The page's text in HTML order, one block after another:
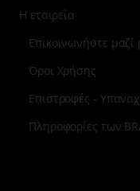
Η εταιρεία
Επικοινωνήστε μαζί
Όροι Χρήσης
Πληροφορίες των